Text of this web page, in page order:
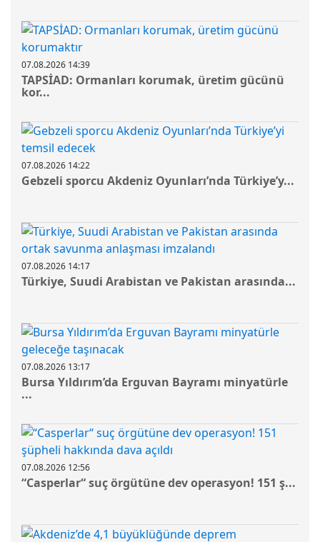
07.08.2026 14:39
TAPSİAD: Ormanları korumak, üretim gücünü
kor...
07.08.2026 14:22
Gebzeli sporcu Akdeniz Oyunları’nda Türkiye’y...
07.08.2026 14:17
Türkiye, Suudi Arabistan ve Pakistan arasında...
07.08.2026 13:17
Bursa Yıldırım’da Erguvan Bayramı minyatürle
...
07.08.2026 12:56
“Casperlar“ suç örgütüne dev operasyon! 151 ş...